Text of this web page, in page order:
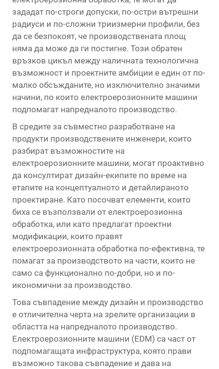
зададат по-строги допуски, по-остри вътрешни
радиуси и по-сложни триизмерни профили, без
да се безпокоят, че производствената площ
няма да може да ги постигне. Този обратен
връзков цикъл между наличната технологична
възможност и проектните амбиции е един от по-
малко обсъжданите, но изключително значими
начини, по които електроерозионните машини
подпомагат напредналото производство.
В средите за съвместно разработване на
продукти производствените инженери, които
разбират възможностите на
електроерозионните машини, могат проактивно
да консултират дизайн-екипите по време на
етапите на концептуалното и детайлираното
проектиране. Като посочват елементи, които
биха се възползвали от електроерозионна
обработка, или като предлагат проектни
модификации, които правят
електроерозионната обработка по-ефективна, те
помагат за производството на части, които не
само са функционално по-добри, но и по-
икономични за производство.
Това съвпадение между дизайн и производство
е отличителна черта на зрелите организации в
областта на напредналото производство.
Електроерозионните машини (EDM) са част от
подпомагащата инфраструктура, която прави
възможно такова съвпадение и дава на